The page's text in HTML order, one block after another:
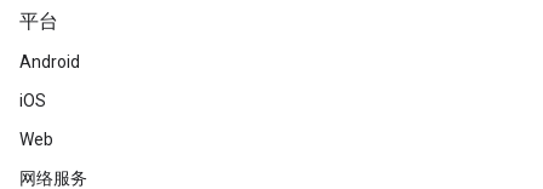
平台
Android
iOS
Web
网络服务